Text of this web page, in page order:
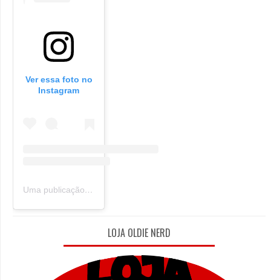
Ver essa foto no
Instagram
Uma publicação compartilhada por Oldie Nerd (@oldie_nerd)
LOJA OLDIE NERD